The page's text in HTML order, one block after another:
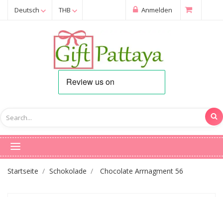
Deutsch THB Anmelden
Startseite Schokolade Chocolate Arrnagment 56